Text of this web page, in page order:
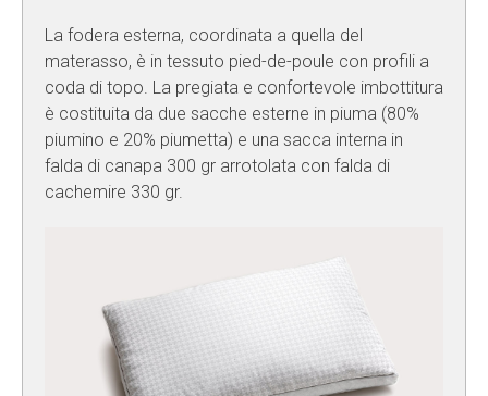
La fodera esterna, coordinata a quella del
materasso, è in tessuto pied-de-poule con profili a
coda di topo. La pregiata e confortevole imbottitura
è costituita da due sacche esterne in piuma (80%
piumino e 20% piumetta) e una sacca interna in
falda di canapa 300 gr arrotolata con falda di
cachemire 330 gr.